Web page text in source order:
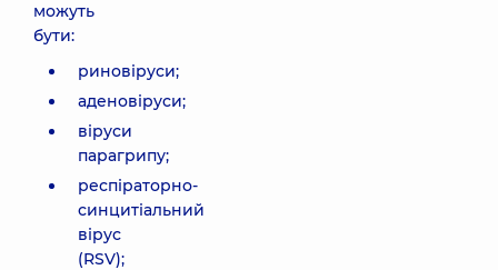
можуть
бути:
риновіруси;
аденовіруси;
віруси
парагрипу;
респіраторно-
синцитіальний
вірус
(RSV);